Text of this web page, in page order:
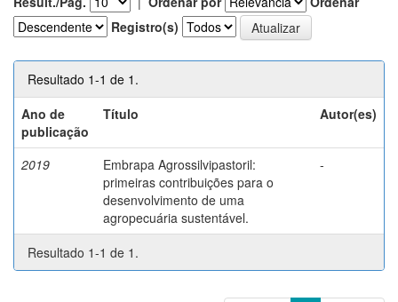
Registro(s)
Resultado 1-1 de 1.
Ano de
publicação
Título Autor(es)
2019
Embrapa Agrossilvipastoril:
primeiras contribuições para o
desenvolvimento de uma
agropecuária sustentável.
-
Resultado 1-1 de 1.